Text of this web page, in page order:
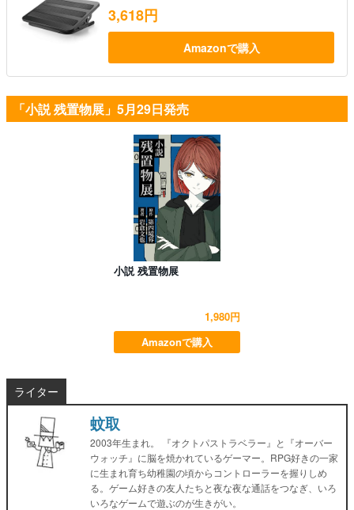
3,618円
Amazonで購入
「小説 残置物展」5月29日発売
小説 残置物展
1,980円
Amazonで購入
ライター
蚊取
2003年生まれ。 『オクトパストラベラー』と『オーバー
ウォッチ』に脳を焼かれているゲーマー。RPG好きの一家
に生まれ育ち幼稚園の頃からコントローラーを握りしめ
る。ゲーム好きの友人たちと夜な夜な通話をつなぎ、いろ
いろなゲームで遊ぶのが生きがい。